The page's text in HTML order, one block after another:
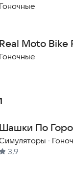
Гоночные
Real Moto Bike
Sim
Гоночные
Шашки По
·
3,9